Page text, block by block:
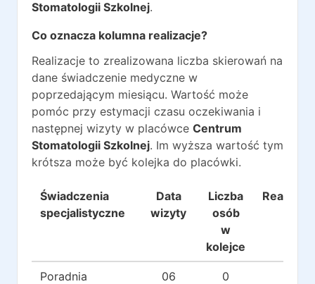
Stomatologii Szkolnej.
Co oznacza kolumna realizacje?
Realizacje to zrealizowana liczba skierowań na
dane świadczenie medyczne w
poprzedającym miesiącu. Wartość może
pomóc przy estymacji czasu oczekiwania i
następnej wizyty w placówce Centrum
Stomatologii Szkolnej. Im wyższa wartość tym
krótsza może być kolejka do placówki.
Świadczenia
specjalistyczne
Data
wizyty
Liczba
osób
w
kolejce
Poradnia
06
0